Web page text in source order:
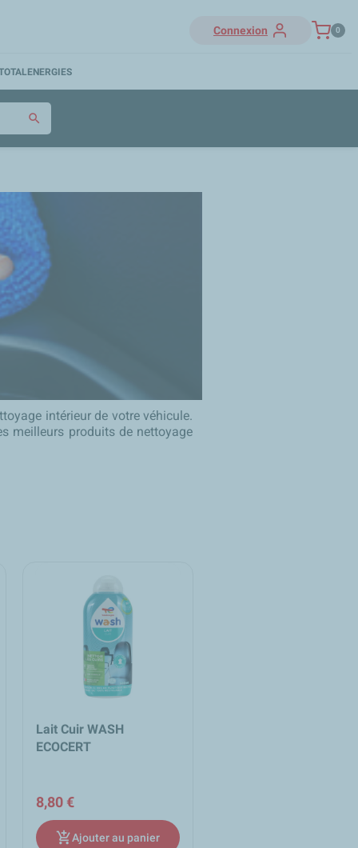
Connexion 0
search
intérieur de votre véhicule.
meilleurs produits de nettoyage
Lait Cuir WASH
ECOCERT
8,80 €
add_shopping_cartAjouter au panier